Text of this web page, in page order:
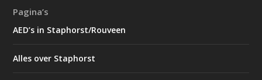
Pagina’s
AED’s in Staphorst/Rouveen
Alles over Staphorst